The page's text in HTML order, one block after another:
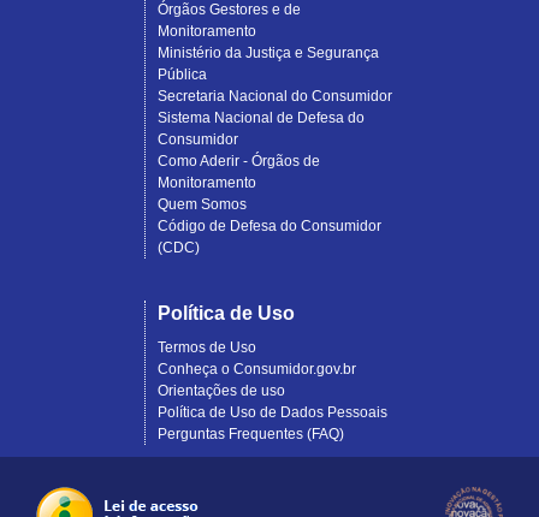
Órgãos Gestores e de
Monitoramento
Ministério da Justiça e Segurança
Pública
Secretaria Nacional do Consumidor
Sistema Nacional de Defesa do
Consumidor
Como Aderir - Órgãos de
Monitoramento
Quem Somos
Código de Defesa do Consumidor
(CDC)
Política de Uso
Termos de Uso
Conheça o Consumidor.gov.br
Orientações de uso
Política de Uso de Dados Pessoais
Perguntas Frequentes (FAQ)